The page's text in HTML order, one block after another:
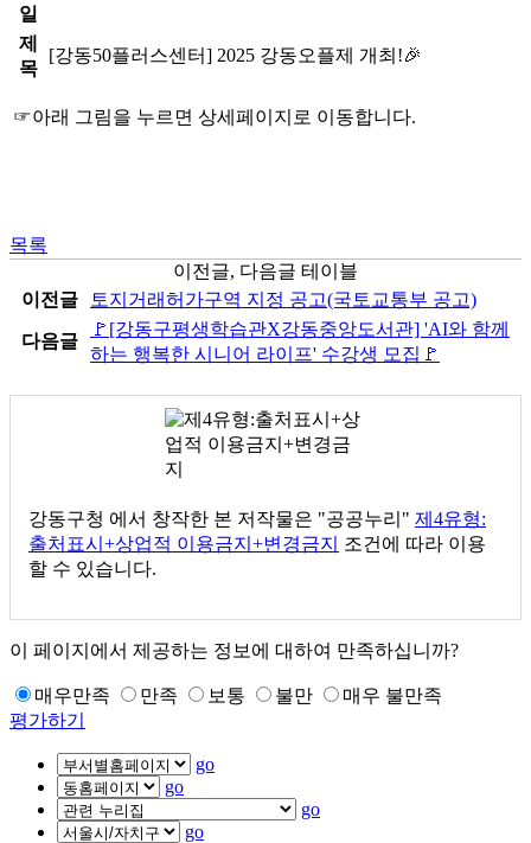
일
제
목
[강동50플러스센터] 2025 강동오플제 개최!🎉
☞아래 그림을 누르면 상세페이지로 이동합니다.
목록
이전글, 다음글 테이블
이전글
토지거래허가구역 지정 공고(국토교통부 공고)
다음글
🚩[강동구평생학습관X강동중앙도서관] 'AI와 함께
하는 행복한 시니어 라이프' 수강생 모집🚩
강동구청 에서 창작한 본 저작물은 "공공누리" 제4유형:
출처표시+상업적 이용금지+변경금지
조건에 따라 이용
할 수 있습니다.
이 페이지에서 제공하는 정보에 대하여 만족하십니까?
매우만족 만족 보통 불만
매우 불만족
평가하기
go
go
go
go